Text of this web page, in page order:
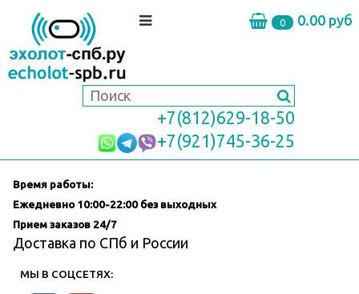
0 0.00 руб
+7(812)629-18-50
+7(921)745-36-25
Время работы:
Ежедневно 10:00-22:00 без выходных
Прием заказов 24/7
Доставка по СПб и России
МЫ В СОЦСЕТЯХ: